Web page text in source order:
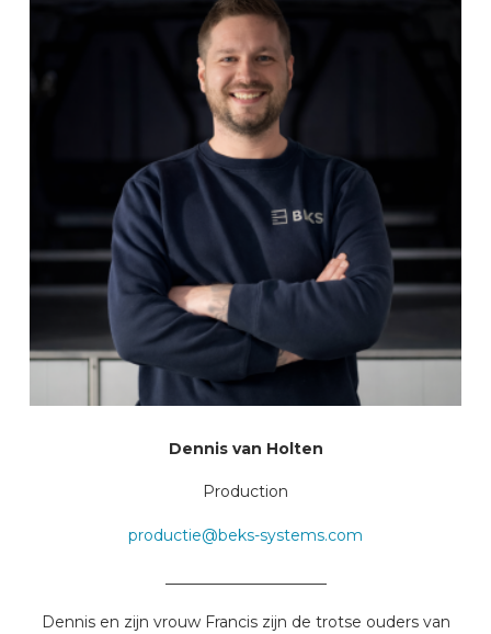
Dennis van Holten
Production
productie@beks-systems.com
Dennis en zijn vrouw Francis zijn de trotse ouders van